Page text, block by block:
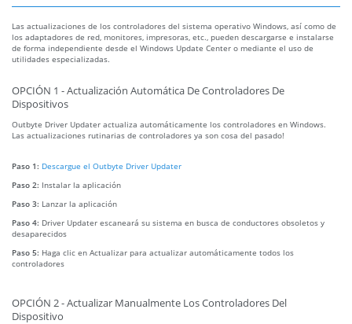
Las actualizaciones de los controladores del sistema operativo Windows, así como de
los adaptadores de red, monitores, impresoras, etc., pueden descargarse e instalarse
de forma independiente desde el Windows Update Center o mediante el uso de
utilidades especializadas.
OPCIÓN 1 - Actualización Automática De Controladores De
Dispositivos
Outbyte Driver Updater actualiza automáticamente los controladores en Windows.
Las actualizaciones rutinarias de controladores ya son cosa del pasado!
Paso 1: Descargue el Outbyte Driver Updater
Paso 2: Instalar la aplicación
Paso 3: Lanzar la aplicación
Paso 4: Driver Updater escaneará su sistema en busca de conductores obsoletos y
desaparecidos
Paso 5: Haga clic en Actualizar para actualizar automáticamente todos los
controladores
OPCIÓN 2 - Actualizar Manualmente Los Controladores Del
Dispositivo